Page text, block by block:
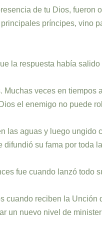
de tu Dios, fueron
príncipes, vino
la respuesta había
veces en tiempos
el enemigo no puede
las aguas y luego ungido
su fama por toda
fue cuando lanzó todo
cuando reciben la
un nuevo nivel de